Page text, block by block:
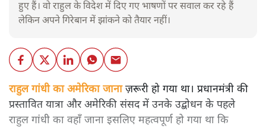
हुए हैं। वो राहुल के विदेश में दिए गए भाषणों पर सवाल कर रहे हैं
लेकिन अपने गिरेबान में झांकने को तैयार नहीं।
राहुल गांधी का अमेरिका जानाज़रूरी हो गया था। प्रधानमंत्री की
प्रस्तावित यात्रा और अमेरिकी संसद में उनके उद्बोधन के पहले
राहुल गांधी का वहाँ जाना इसलिए महत्वपूर्ण हो गया था कि